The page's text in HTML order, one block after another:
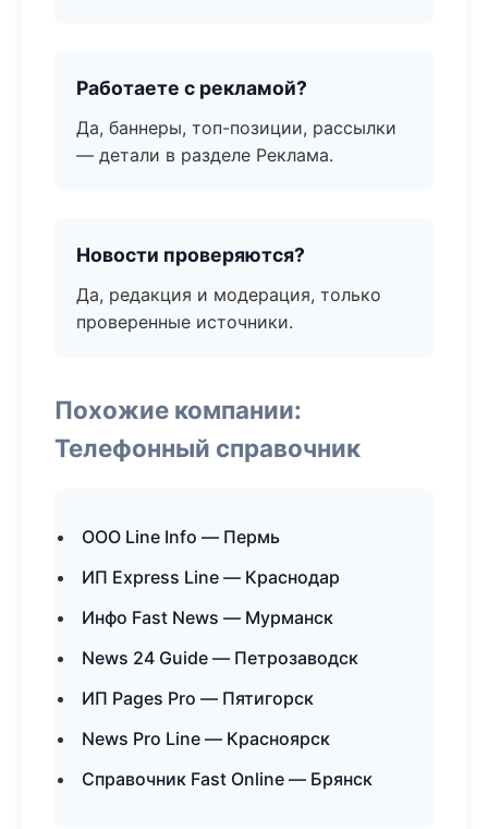
Работаете с рекламой?
Да, баннеры, топ-позиции, рассылки
— детали в разделе Реклама.
Новости проверяются?
Да, редакция и модерация, только
проверенные источники.
Похожие компании:
Телефонный справочник
ООО Line Info — Пермь
ИП Express Line — Краснодар
Инфо Fast News — Мурманск
News 24 Guide — Петрозаводск
ИП Pages Pro — Пятигорск
News Pro Line — Красноярск
Справочник Fast Online — Брянск